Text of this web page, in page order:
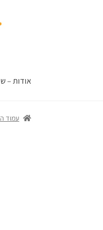
אודות –
עמוד